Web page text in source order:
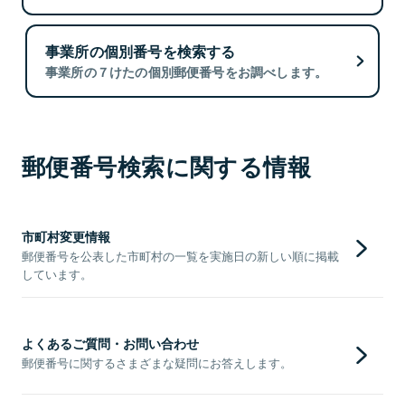
事業所の個別番号を検索する
事業所の７けたの個別郵便番号をお調べします。
郵便番号検索に関する情報
市町村変更情報
郵便番号を公表した市町村の一覧を実施日の新しい順に掲載
しています。
よくあるご質問・お問い合わせ
郵便番号に関するさまざまな疑問にお答えします。